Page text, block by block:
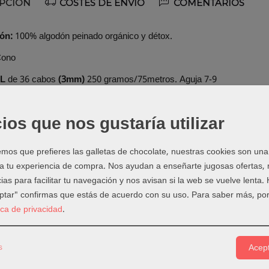
COSTES DE ENVÍO COMENTARIOS
100% algodón peinado orgánico y détox.
de 36 cabos(3mm)250 gramos/75metros. Aguja 7-9
EL Algodón peinado es un material versátil que se puede
needle, bordado. Para accesorios o complementos con
plumas decorativas.
Algodón garantizado por la certificación Global Organic
involucradas en la cadena de suministro, desde los trabajadores
peinado no soportado ninguna manipulación genética y se
puede llevar el sello GOTS®
producción GOTS® garantiza seguridad y condiciones de trabajo
los trabajadores textiles. Es el mayor sello exigido que asegura un
que nos gustaría utilizar
que prefieres las galletas de chocolate, nuestras cookies son
tu experiencia de compra. Nos ayudan a enseñarte jugosas ofertas,
para facilitar tu navegación y nos avisan si la web se vuelve lenta.
confirmas que estás de acuerdo con su uso. Para saber más,
de privacidad.